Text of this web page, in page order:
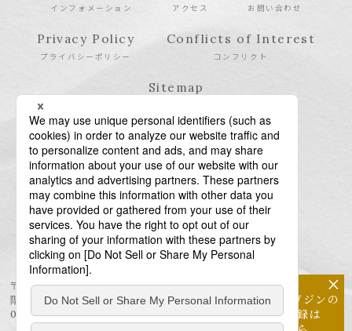
インフォメーション アクセス お問い合わせ
Privacy Policy
プライバシーポリシー
Conflicts of Interest
コンフリクト
Sitemap
〒106-6123 東京都港区六本木6-10-1 六本木ヒルズ森タワー23
階
03-6438-5511（代表） / 03-6438-5611（特許・商標）
×
メールマガジンの
配信登録は